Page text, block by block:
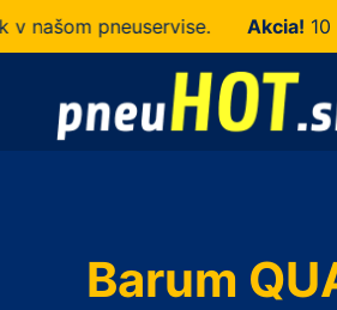
pneuservise. Akcia!10 %
Barum